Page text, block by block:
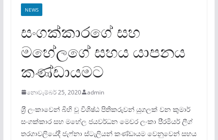
NEWS
සංගක්කාරගේ සහ
මහේලගේ සහය යාපනය
කණ්ඩායමට
නොවැම්බර් 25, 2020 admin
ශ‍්‍රී ලංකාවෙන් බිහි වූ විශිෂ්ඨ පිතිකරුවන් යුගලක් වන කුමාර්
සංගක්කාර සහ මහේල ජයවර්ධන මෙවර ලංකා පි‍්‍රමියර් ලීග්
තරගාවලියේදී ජැෆ්නා ස්ටැලියන් කණ්ඩායම වෙනුවෙන් සහය